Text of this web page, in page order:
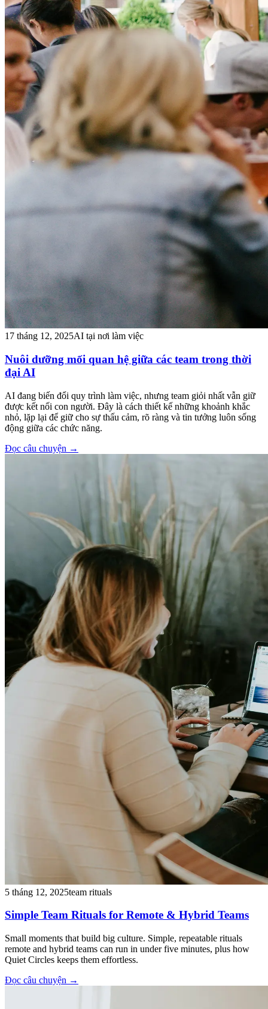
17 tháng 12, 2025AI tại nơi làm việc
Nuôi dưỡng mối quan hệ giữa các team trong thời
đại AI
AI đang biến đổi quy trình làm việc, nhưng team giỏi nhất vẫn giữ
được kết nối con người. Đây là cách thiết kế những khoảnh khắc
nhỏ, lặp lại để giữ cho sự thấu cảm, rõ ràng và tin tưởng luôn sống
động giữa các chức năng.
Đọc câu chuyện →
5 tháng 12, 2025team rituals
Simple Team Rituals for Remote & Hybrid Teams
Small moments that build big culture. Simple, repeatable rituals
remote and hybrid teams can run in under five minutes, plus how
Quiet Circles keeps them effortless.
Đọc câu chuyện →